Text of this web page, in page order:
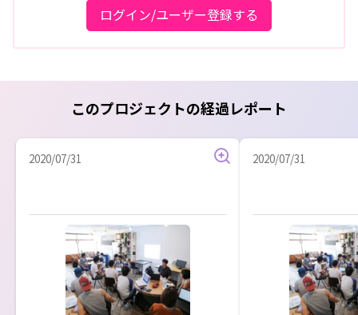
ログイン/ユーザー登録する
このプロジェクトの経過レポート
2020/07/31 2020/07/31